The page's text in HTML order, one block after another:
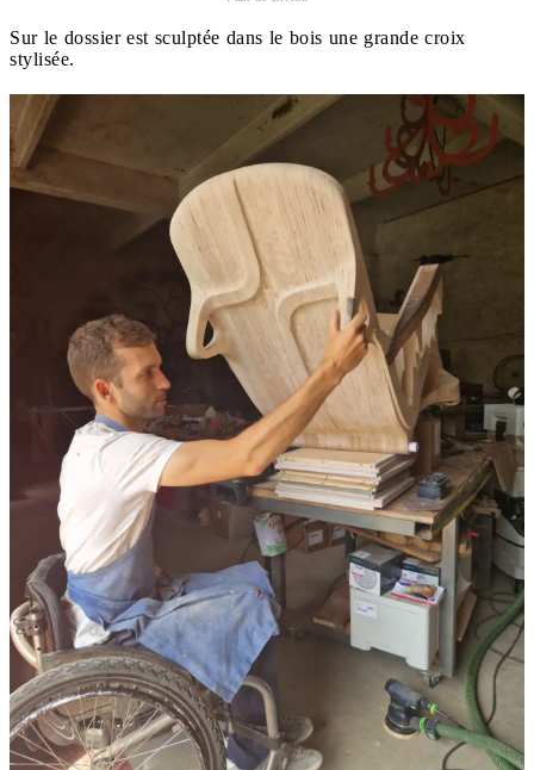
Sur le dossier est sculptée dans le bois une grande croix
stylisée.